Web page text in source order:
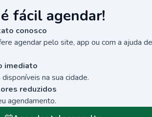
fácil agendar!
conosco
agendar pelo site, app ou com a ajuda
imediato
na sua cidade.
reduzidos
agendamento.